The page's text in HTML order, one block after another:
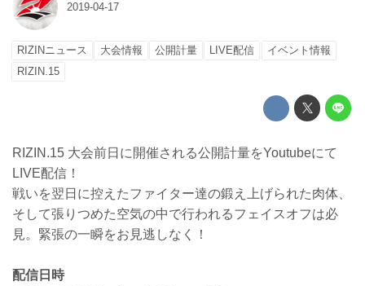
2019-04-17
RIZINニュース 大会情報 公開計量 LIVE配信
イベント情報
RIZIN.15
RIZIN.15 大会前日に開催される公開計量をYoutubeにて
LIVE配信！
戦いを翌日に控えたファイター達の鍛え上げられた肉体、
そして張りつめた空気の中で行われるフェイスオフは必
見。緊張の一瞬をお見逃しなく！
配信日時